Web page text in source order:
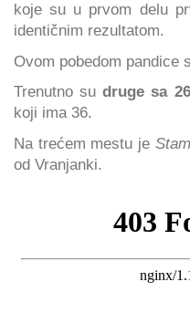
koje su u prvom delu
identičnim rezultatom.
Ovom pobedom pandice
Trenutno sudruge sa 26
koji ima 36.
Na trećem mestu je
od Vranjanki.